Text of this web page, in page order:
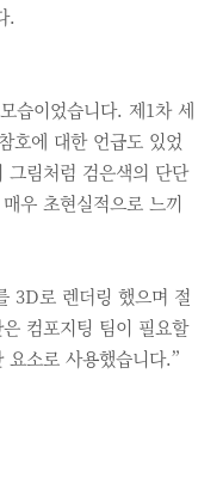
.
습이었습니다. 제1차 세
호에 대한 언급도 있었
림처럼 검은색의 단단
우 초현실적으로 느끼
3D로 렌더링 했으며 절
컴포지팅 팀이 필요할
소로 사용했습니다.”